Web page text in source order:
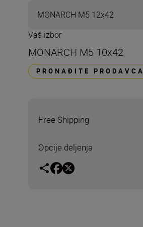
MONARCH M5 12x42
Vaš izbor
MONARCH M5 10x42
PRONAĐITE PRODAVCA
Free Shipping
Opcije deljenja